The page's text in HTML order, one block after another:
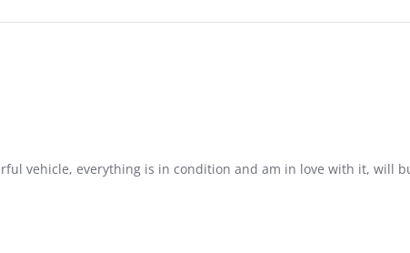
vehicle, everything is in condition and am in love with it, will